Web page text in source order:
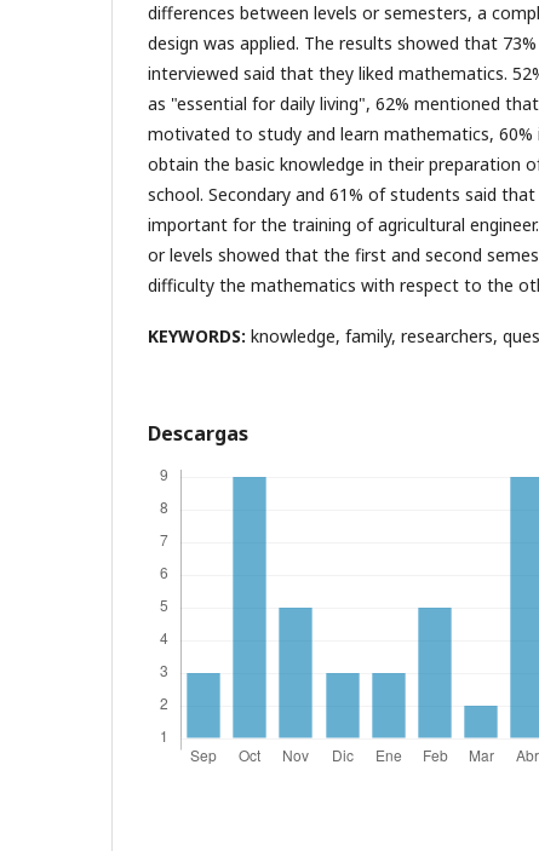
differences between levels or semesters, a
design was applied. The results showed that
interviewed said that they liked mathematics.
as "essential for daily living", 62% mentioned
motivated to study and learn mathematics,
obtain the basic knowledge in their preparation
school. Secondary and 61% of students said
important for the training of agricultural
or levels showed that the first and second
difficulty the mathematics with respect to the
KEYWORDS: knowledge, family, researchers,
Descargas